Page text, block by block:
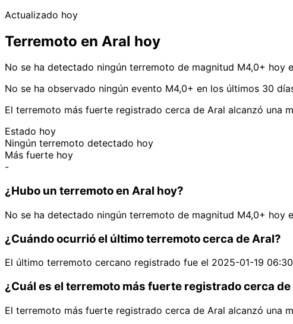
Actualizado hoy
Terremoto en Aral hoy
No se ha detectado ningún terremoto de magnitud M4,0+ hoy
No se ha observado ningún evento M4,0+ en los últimos 30
El terremoto más fuerte registrado cerca de Aral alcanzó una
Estado hoy
Ningún terremoto detectado hoy
Más fuerte hoy
-
¿Hubo un terremoto en Aral hoy?
No se ha detectado ningún terremoto de magnitud M4,0+ hoy
¿Cuándo ocurrió el último terremoto cerca de Aral?
El último terremoto cercano registrado fue el 2025-01-19
¿Cuál es el terremoto más fuerte registrado cerca de
El terremoto más fuerte registrado cerca de Aral alcanzó una